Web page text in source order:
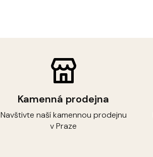
Kamenná prodejna
Navštivte naší kamennou prodejnu
v Praze